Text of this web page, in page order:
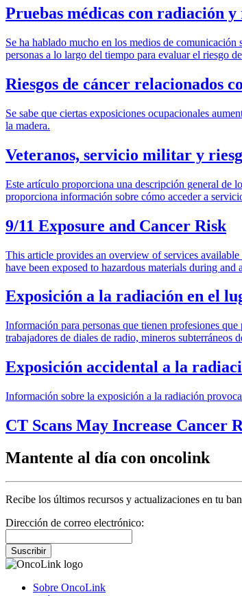
Pruebas médicas con radiación y
Se ha hablado mucho en los medios de
personas a lo largo del tiempo para evaluar el riesgo
Riesgos de cáncer relacionados
Se sabe que ciertas exposiciones ocupacionales
la madera.
Veteranos, servicio militar y
Este artículo proporciona una descripción general de
proporciona información sobre cómo acceder a
9/11 Exposure and Cancer Risk
This article provides an overview of services
have been exposed to hazardous materials during
Exposición a la radiación en el
Información para personas que tienen profesiones
trabajadores de diales de radio, mineros subterráneos
Exposición accidental a la
Información sobre la exposición a la radiación
CT Scans May Increase Cancer
Mantente al día con oncolink
Recibe los últimos recursos y actualizaciones en tu
Dirección de correo electrónico:
Suscribir
Sobre OncoLink